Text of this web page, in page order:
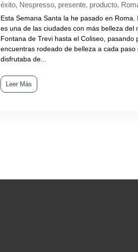
éxito, Nespresso, presente, producto,
Esta Semana Santa la he pasado en
es una de las ciudades con más belleza del
Fontana de Trevi hasta el Coliseo, pasando
encuentras rodeado de belleza a cada
disfrutaba de...
Leer Más